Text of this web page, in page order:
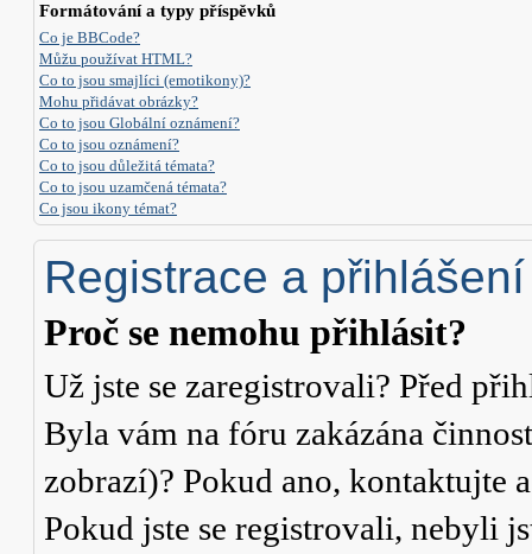
Formátování a typy příspěvků
Co je BBCode?
Můžu používat HTML?
Co to jsou smajlíci (emotikony)?
Mohu přidávat obrázky?
Co to jsou Globální oznámení?
Co to jsou oznámení?
Co to jsou důležitá témata?
Co to jsou uzamčená témata?
Co jsou ikony témat?
Registrace a přihlášení
Proč se nemohu přihlásit?
Už jste se zaregistrovali? Před
Byla vám na fóru zakázána
zobrazí)? Pokud ano, kontaktujte
Pokud jste se registrovali, nebyli